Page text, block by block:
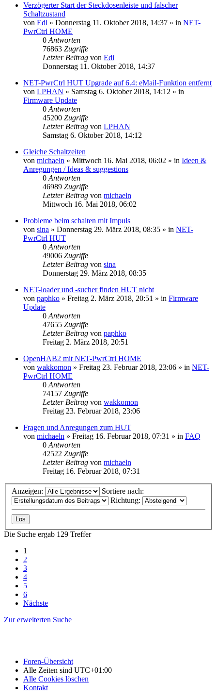
Verzögerter Start der Steckdosenleiste und falscher
Schaltzustand
von Edi » Donnerstag 11. Oktober 2018, 14:37 » in NET-
PwrCtrl HOME
0 Antworten
76863 Zugriffe
Letzter Beitrag von Edi
Donnerstag 11. Oktober 2018, 14:37
NET-PwrCtrl HUT Upgrade auf 6.4: eMail-Funktion entfernt
von LPHAN » Samstag 6. Oktober 2018, 14:12 » in
Firmware Update
0 Antworten
45200 Zugriffe
Letzter Beitrag von LPHAN
Samstag 6. Oktober 2018, 14:12
Gleiche Schaltzeiten
von michaeln » Mittwoch 16. Mai 2018, 06:02 » in Ideen &
Anregungen / Ideas & suggestions
0 Antworten
46989 Zugriffe
Letzter Beitrag von michaeln
Mittwoch 16. Mai 2018, 06:02
Probleme beim schalten mit Impuls
von sina » Donnerstag 29. März 2018, 08:35 » in NET-
PwrCtrl HUT
0 Antworten
49006 Zugriffe
Letzter Beitrag von sina
Donnerstag 29. März 2018, 08:35
NET-loader und -sucher finden HUT nicht
von paphko » Freitag 2. März 2018, 20:51 » in Firmware
Update
0 Antworten
47655 Zugriffe
Letzter Beitrag von paphko
Freitag 2. März 2018, 20:51
OpenHAB2 mit NET-PwrCtrl HOME
von wakkomon » Freitag 23. Februar 2018, 23:06 » in NET-
PwrCtrl HOME
0 Antworten
74157 Zugriffe
Letzter Beitrag von wakkomon
Freitag 23. Februar 2018, 23:06
Fragen und Anregungen zum HUT
von michaeln » Freitag 16. Februar 2018, 07:31 » in FAQ
0 Antworten
42522 Zugriffe
Letzter Beitrag von michaeln
Freitag 16. Februar 2018, 07:31
Anzeigen:
Sortiere nach:
Richtung:
Die Suche ergab 129 Treffer
1
2
3
4
5
6
Nächste
Zur erweiterten Suche
Foren-Übersicht
Alle Zeiten sind UTC+01:00
Alle Cookies löschen
Kontakt